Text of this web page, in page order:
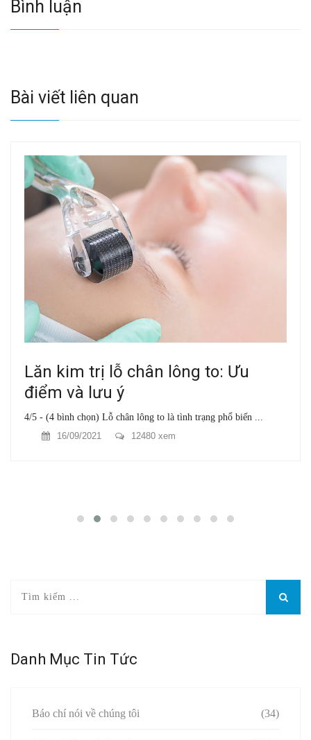
Bình luận
Bài viết liên quan
Lăn kim trị lỗ chân lông to: Ưu
điểm và lưu ý
4/5 - (4 bình chọn) Lỗ chân lông to là tình trạng phổ biến ...
16/09/2021
12480 xem
Danh Mục Tin Tức
Báo chí nói về chúng tôi (34)